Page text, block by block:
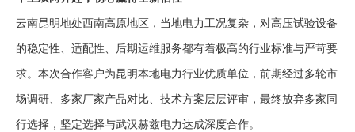
云南昆明地处西南高原地区，当地电力工况复杂，对高压试验设备
的稳定性、适配性、后期运维服务都有着极高的行业标准与严苛要
求。本次合作客户为昆明本地电力行业优质单位，前期经过多轮市
场调研、多家厂家产品对比、技术方案层层评审，最终放弃多家同
行选择，坚定选择与武汉赫兹电力达成深度合作。